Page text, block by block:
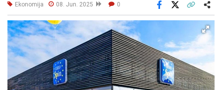
Ekonomija 08. Jun. 2025 0
Facebook